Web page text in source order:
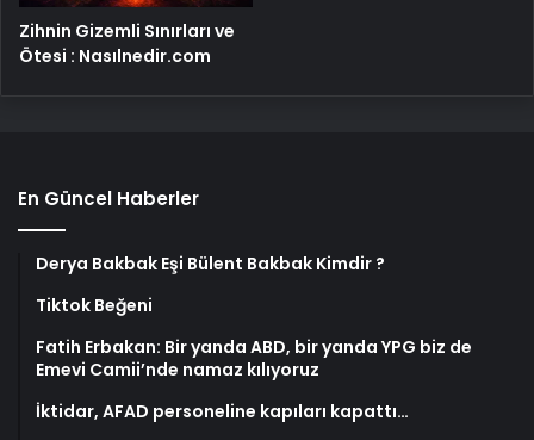
Zihnin Gizemli Sınırları ve
Ötesi : Nasılnedir.com
En Güncel Haberler
Derya Bakbak Eşi Bülent Bakbak Kimdir ?
Tiktok Beğeni
Fatih Erbakan: Bir yanda ABD, bir yanda YPG biz de
Emevi Camii’nde namaz kılıyoruz
İktidar, AFAD personeline kapıları kapattı…